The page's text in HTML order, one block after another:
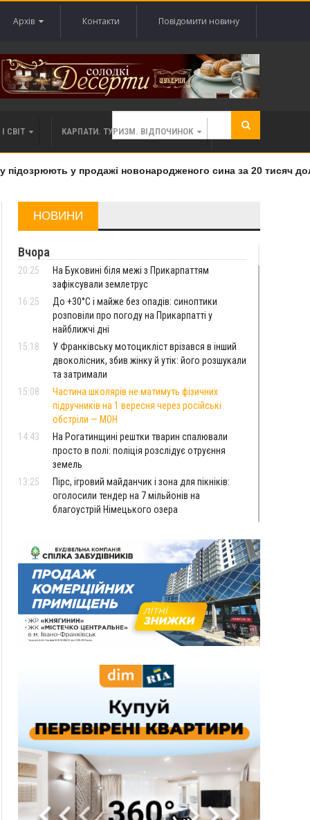
Архів Контакти Повідомити новину
СВІТ КАРПАТИ. ТУРИЗМ. ВІДПОЧИНОК
у продажі новонародженого сина за 20 тисяч
НОВИНИ
Вчора
20:25
На Буковині біля межі з Прикарпаттям
зафіксували землетрус
16:25
До +30°C і майже без опадів: синоптики
розповіли про погоду на Прикарпатті у
найближчі дні
15:18
У Франківську мотоцикліст врізався в інший
двоколісник, збив жінку й утік: його розшукали
та затримали
15:08
Частина школярів не матимуть фізичних
підручників на 1 вересня через російські
обстріли — МОН
14:43
На Рогатинщині рештки тварин спалювали
просто в полі: поліція розслідує отруєння
земель
13:25
Пірс, ігровий майданчик і зона для пікніків:
оголосили тендер на 7 мільйонів на
благоустрій Німецького озера
11:18
Майстра лісу з Верховинщини оштрафували на
600 тисяч за переправлення чоловіків до
Румунії
10:49
На Прикарпатті через негоду сталися аварійні
вимкнення світла
10:43
За змову на тендері для Долинської лікарні
двох підприємців оштрафували на 272 тисячі
Яремчанський суд виніс вирок чоловіку, який
09:53
В урочищі біля Галича археологи відкопали
давньоруську вагову гирку XII–XIII століть
09:39
У Франківську медики провели серію
складних операцій на аорті
07 Серпня
ФОТО У Богородчанах на "зебрі" водій Audi